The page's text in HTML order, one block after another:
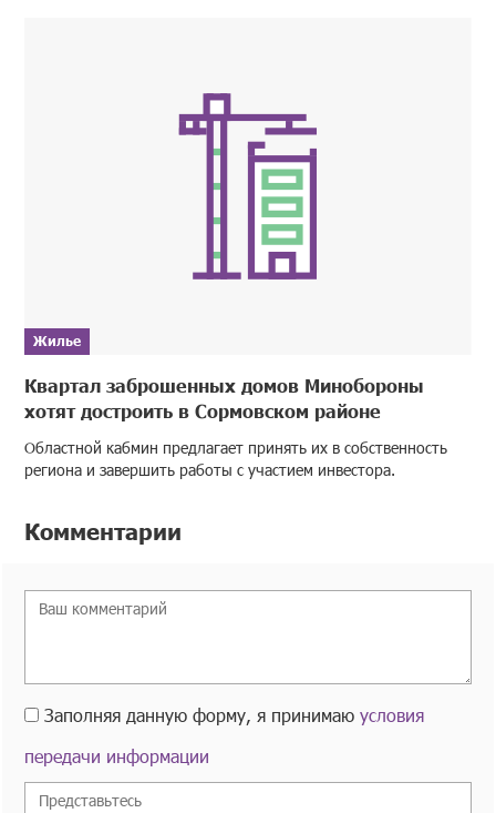
Жилье
Квартал заброшенных домов Минобороны
хотят достроить в Сормовском районе
Областной кабмин предлагает принять их в собственность
региона и завершить работы с участием инвестора.
Комментарии
Заполняя данную форму, я принимаюусловия
передачи информации